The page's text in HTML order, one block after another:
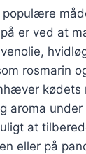
populære
er ved at
rosmarin
kødets
aroma
at
eller på